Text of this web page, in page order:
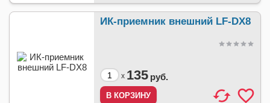
ИК-приемник внешний LF-DX8
x 135 руб.